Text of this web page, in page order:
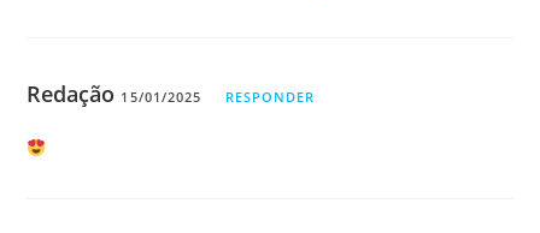
Redação 15/01/2025 RESPONDER